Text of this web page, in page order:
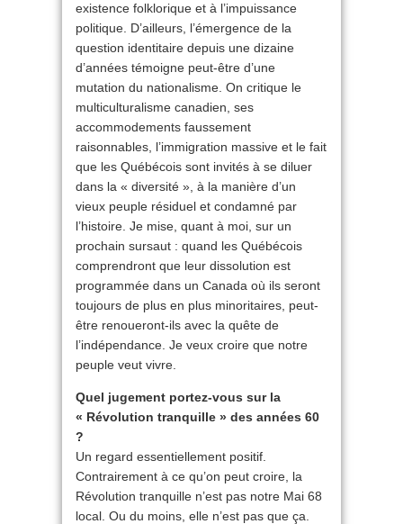
existence folklorique et à l’impuissance
politique. D’ailleurs, l’émergence de la
question identitaire depuis une dizaine
d’années témoigne peut-être d’une
mutation du nationalisme. On critique le
multiculturalisme canadien, ses
accommodements faussement
raisonnables, l’immigration massive et le fait
que les Québécois sont invités à se diluer
dans la « diversité », à la manière d’un
vieux peuple résiduel et condamné par
l’histoire. Je mise, quant à moi, sur un
prochain sursaut : quand les Québécois
comprendront que leur dissolution est
programmée dans un Canada où ils seront
toujours de plus en plus minoritaires, peut-
être renoueront-ils avec la quête de
l’indépendance. Je veux croire que notre
peuple veut vivre.
Quel jugement portez-vous sur la
« Révolution tranquille » des années 60
?
Un regard essentiellement positif.
Contrairement à ce qu’on peut croire, la
Révolution tranquille n’est pas notre Mai 68
local. Ou du moins, elle n’est pas que ça.